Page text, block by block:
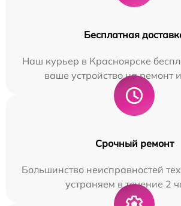
Бесплатная
Наш курьер в Красноярске
ваше устройство на ремонт
Срочный ремонт
Большинство неисправностей
устраняем в течение 2